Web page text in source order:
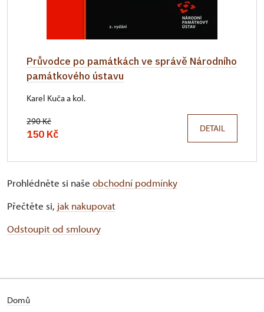
Průvodce po památkách ve správě Národního
památkového ústavu
Karel Kuča a kol.
290 Kč
150 Kč DETAIL
Prohlédněte si naše obchodní podmínky
Přečtěte si, jak nakupovat
Odstoupit od smlouvy
Domů